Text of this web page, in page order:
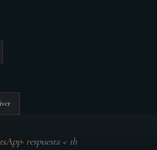
· respuesta < 1h